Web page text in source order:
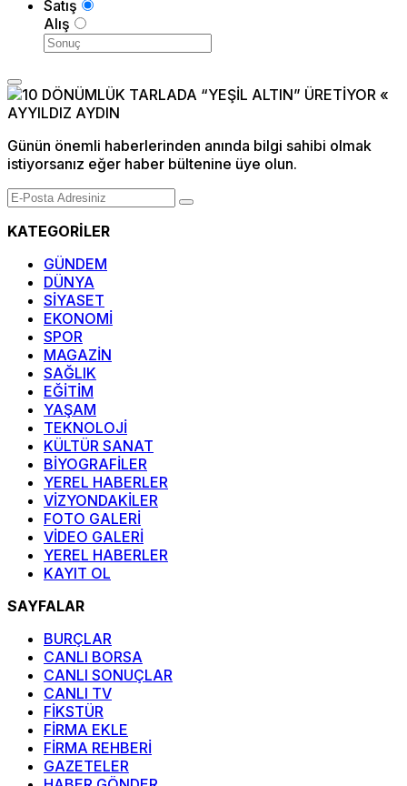
Satış
Alış
Günün önemli haberlerinden anında bilgi sahibi olmak
istiyorsanız eğer haber bültenine üye olun.
KATEGORİLER
GÜNDEM
DÜNYA
SİYASET
EKONOMİ
SPOR
MAGAZİN
SAĞLIK
EĞİTİM
YAŞAM
TEKNOLOJİ
KÜLTÜR SANAT
BİYOGRAFİLER
YEREL HABERLER
VİZYONDAKİLER
FOTO GALERİ
VİDEO GALERİ
YEREL HABERLER
KAYIT OL
SAYFALAR
BURÇLAR
CANLI BORSA
CANLI SONUÇLAR
CANLI TV
FİKSTÜR
FİRMA EKLE
FİRMA REHBERİ
GAZETELER